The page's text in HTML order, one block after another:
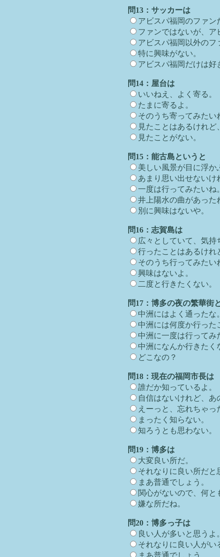
問13：サッカーは
アビスパ福岡のファン
ファンではないが、ア
アビスパ福岡以外のフ
特に興味がない。
アビスパ福岡だけは好
問14：屋台は
いいねえ、よく寄る。
たまに寄るよ。
そのうち寄ってみたい
見たことはあるけれど
見たことがない。
問15：能古島というと
美しい風景が目に浮か
あまり思い出せないけ
一度は行ってみたいね
井上陽水の曲があった
別に興味はないや。
問16：志賀島は
広々としていて、気持
行ったことはあるけれ
そのうち行ってみたい
興味はないよ。
二度と行きたくない。
問17：博多の夜の繁華街
中洲にはよく通ったな
中洲には何度か行った
中洲に一度は行ってみ
中洲になんか行きたく
どこなの？
問18：現在の福岡市長は
誰だか知っているよ。
自信はないけれど、
えーっと、忘れちゃっ
まったく知らない。
知ろうとも思わない。
問19：博多は
大変良い所だ。
それなりに良い所だと
まあ普通でしょう。
関心がないので、何と
嫌な所だね。
問20：博多っ子は
良い人が多いと思うよ
それなりに良い人がい
まあ普通でしょう。